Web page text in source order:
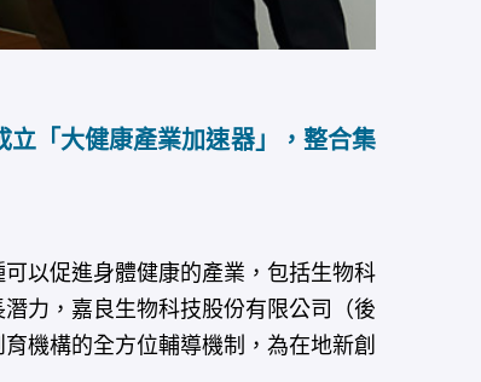
「大健康產業加速器」，整合集
以促進身體健康的產業，包括生物科
力，嘉良生物科技股份有限公司（後
機構的全方位輔導機制，為在地新創